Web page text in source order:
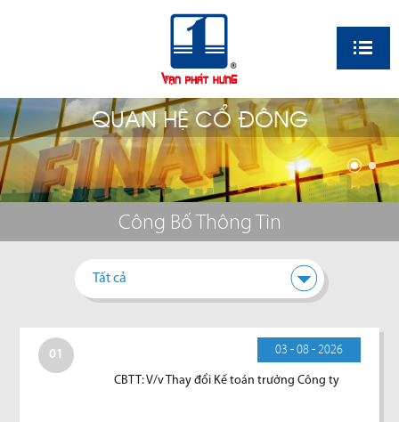
QUAN HỆ CỔ ĐÔNG
Công Bố Thông Tin
Tất cả
01 03 - 08 - 2026
CBTT: V/v Thay đổi Kế toán trưởng Công ty